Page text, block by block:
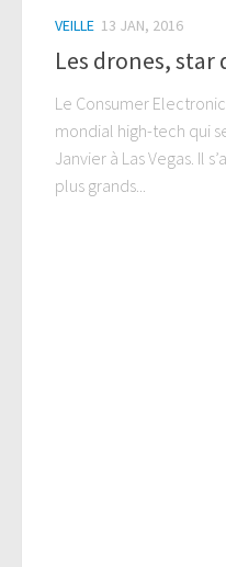
VEILLE 13 JAN, 2016
Les drones, star
Le Consumer
mondial high-tech qui
Janvier à Las Vegas. Il
plus grands...